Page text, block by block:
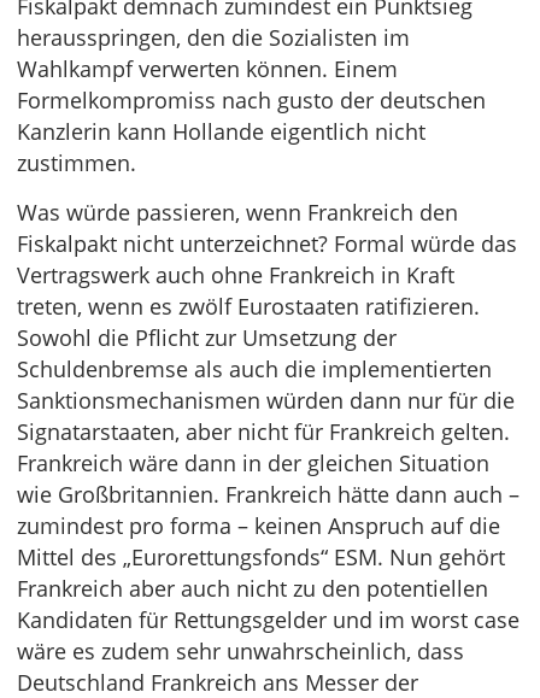
Fiskalpakt demnach zumindest ein Punktsieg
herausspringen, den die Sozialisten im
Wahlkampf verwerten können. Einem
Formelkompromiss nach gusto der deutschen
Kanzlerin kann Hollande eigentlich nicht
zustimmen.
Was würde passieren, wenn Frankreich den
Fiskalpakt nicht unterzeichnet? Formal würde das
Vertragswerk auch ohne Frankreich in Kraft
treten, wenn es zwölf Eurostaaten ratifizieren.
Sowohl die Pflicht zur Umsetzung der
Schuldenbremse als auch die implementierten
Sanktionsmechanismen würden dann nur für die
Signatarstaaten, aber nicht für Frankreich gelten.
Frankreich wäre dann in der gleichen Situation
wie Großbritannien. Frankreich hätte dann auch –
zumindest pro forma – keinen Anspruch auf die
Mittel des „Eurorettungsfonds“ ESM. Nun gehört
Frankreich aber auch nicht zu den potentiellen
Kandidaten für Rettungsgelder und im worst case
wäre es zudem sehr unwahrscheinlich, dass
Deutschland Frankreich ans Messer der